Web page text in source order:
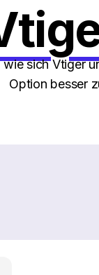
wie sich Vtiger
Option besser